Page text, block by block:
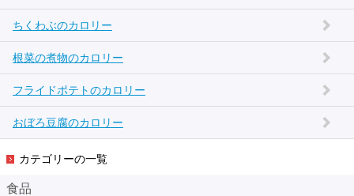
ちくわぶのカロリー
根菜の煮物のカロリー
フライドポテトのカロリー
おぼろ豆腐のカロリー
カテゴリーの一覧
食品